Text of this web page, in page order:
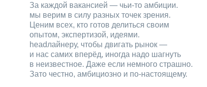
За каждой вакансией — чьи‑то амбиции.
мы верим в силу разных точек зрения.
Ценим всех, кто готов делиться своим
опытом, экспертизой, идеями.
headлайнеру, чтобы двигать рынок —
и нас самих вперёд, иногда надо шагнуть
в неизвестное. Даже если немного страшно.
Зато честно, амбициозно и по‑настоящему.